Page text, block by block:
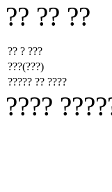
?? ?? ??
?? ? ???
???(???)
????? ?? ????
????